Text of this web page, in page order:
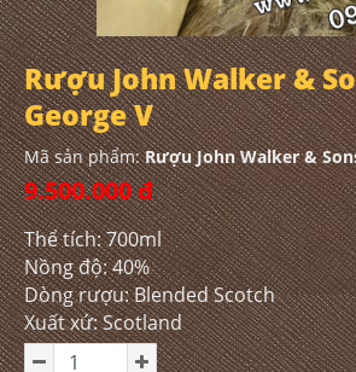
Rượu John Walker &
George V
Mã sản phẩm:Rượu John Walker &
9.500.000 đ
Thể tích: 700ml
Nồng độ: 40%
Dòng rượu: Blended Scotch
Xuất xứ: Scotland